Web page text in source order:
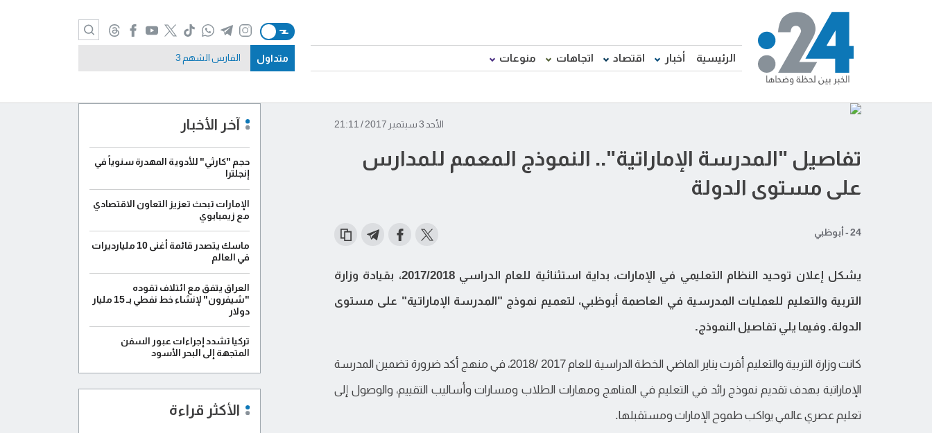
الرئيسية أخبار اقتصاد اتجاهات منوعات متداول الفارس الشهم 3
الأحد 3 سبتمبر 2017 / 21:11
تفاصيل "المدرسة الإماراتية".. النموذج المعمم للمدارس
على مستوى الدولة
24 - أبوظبي
يشكل إعلان توحيد النظام التعليمي في الإمارات، بداية استثنائية للعام الدراسي 2017/2018، بقيادة وزارة
التربية والتعليم للعمليات المدرسية في العاصمة أبوظبي، لتعميم نموذج "المدرسة الإماراتية" على مستوى
الدولة. وفيما يلي تفاصيل النموذج.
كانت وزارة التربية والتعليم أقرت يناير الماضي الخطة الدراسية للعام 2017 /2018، في منهج أكد ضرورة تضمين المدرسة
الإماراتية بهدف تقديم نموذج رائد في التعليم في المناهج ومهارات الطلاب ومسارات وأساليب التقييم، والوصول إلى
تعليم عصري عالمي يواكب طموح الإمارات ومستقبلها.
آخر الأخبار
حجم "كارثي" للأدوية المهدرة سنوياً في
إنجلترا
الإمارات تبحث تعزيز التعاون الاقتصادي
مع زيمبابوي
ماسك يتصدر قائمة أغنى 10 مليارديرات
في العالم
العراق يتفق مع ائتلاف تقوده
"شيفرون" لإنشاء خط نفطي بـ 15 مليار
دولار
تركيا تشدد إجراءات عبور السفن
المتجهة إلى البحر الأسود
الأكثر قراءة